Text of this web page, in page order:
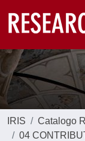
IRIS
Catalogo
04